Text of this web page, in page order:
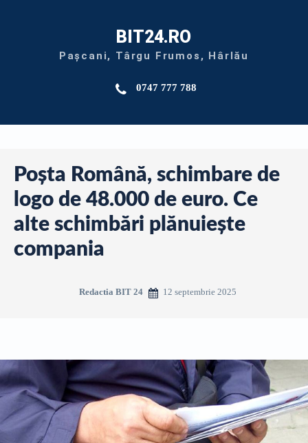
BIT24.RO
Pașcani, Târgu Frumos, Hârlău
0747 777 788
Poşta Română, schimbare de
logo de 48.000 de euro. Ce
alte schimbări plănuieşte
compania
Redactia BIT 24 12 septembrie 2025